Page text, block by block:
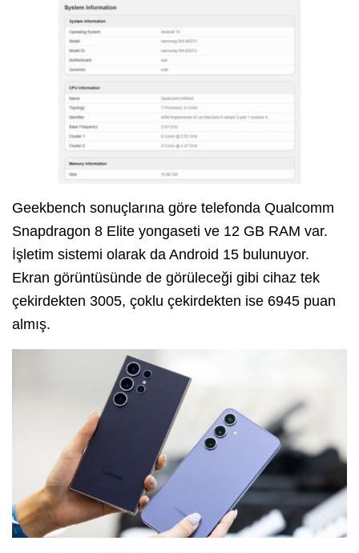
Geekbench sonuçlarına göre telefonda Qualcomm
Snapdragon 8 Elite yongaseti ve 12 GB RAM var.
İşletim sistemi olarak da Android 15 bulunuyor.
Ekran görüntüsünde de görüleceği gibi cihaz tek
çekirdekten 3005, çoklu çekirdekten ise 6945 puan
almış.